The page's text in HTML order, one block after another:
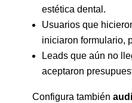
estética dental.
Usuarios que
iniciaron formulario,
Leads que aún no
aceptaron
Configura también